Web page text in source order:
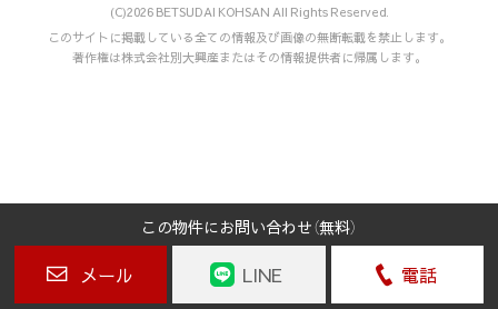
請求をすることができます。また、万が一当社の保有するお客
様の個人情報に関し誤りがあった場合には、お客様の求めによ
当社は、お客様個々のニーズに合わせてウェブサイトをカスタ
マイズしたり、ウェブサイトの内容やご提供するサービスをお
客様が、よりご満足いただけるよう改良したりするため、クッ
キー等を使用することがあります。
(C)2026 BETSUDAI KOHSAN All Rights Reserved.
このサイトに掲載している全ての情報及び画像の無断転載を禁止します。
著作権は株式会社別大興産またはその情報提供者に帰属します。
この物件にお問い合わせ（無料）
メール LINE 電話